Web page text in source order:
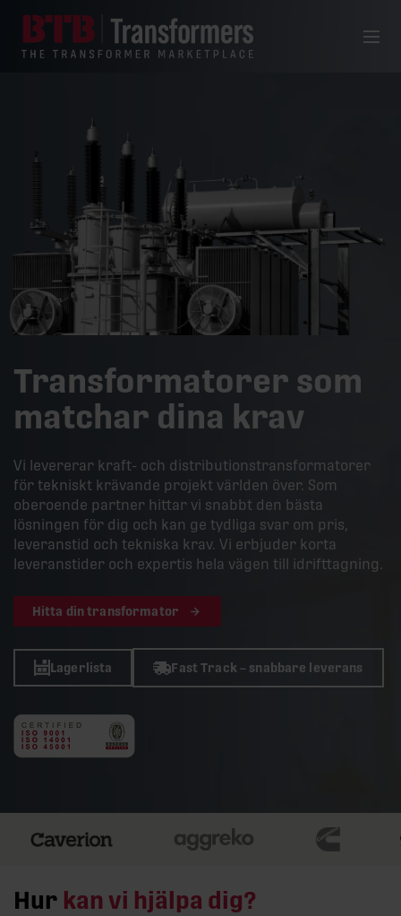
Meny
Transformatorer som
matchar dina krav
Vi levererar kraft- och distributionstransformatorer
för tekniskt krävande projekt världen över. Som
oberoende partner hittar vi snabbt den bästa
lösningen för dig och kan ge tydliga svar om pris,
leveranstid och tekniska krav. Vi erbjuder korta
leveranstider och expertis hela vägen till idrifttagning.
Hitta din transformator
Lagerlista Fast Track – snabbare leverans
Hur kan vi hjälpa dig?